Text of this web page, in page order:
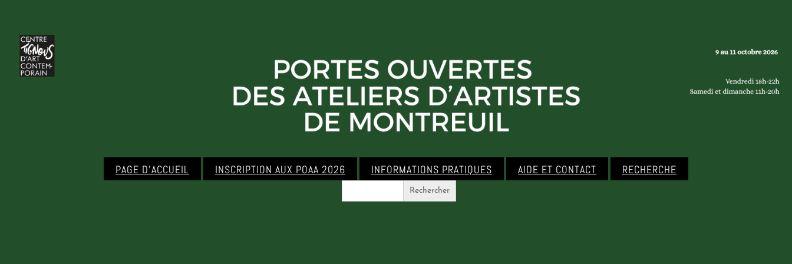
PAGE D’ACCUEIL INSCRIPTION AUX POAA 2026 INFORMATIONS PRATIQUES AIDE ET CONTACT RECHERCHE
Search